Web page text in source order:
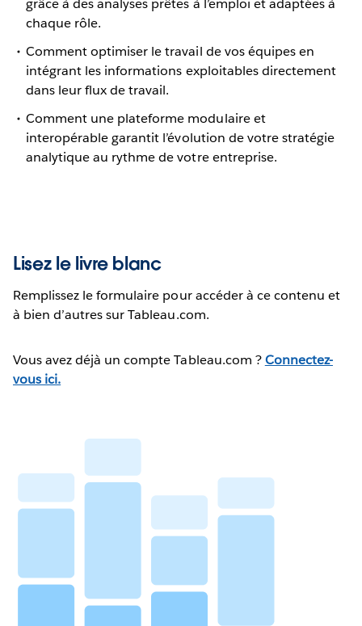
grâce à des analyses prêtes à l’emploi et adaptées à
chaque rôle.
Comment optimiser le travail de vos équipes en
intégrant les informations exploitables directement
dans leur flux de travail.
Comment une plateforme modulaire et
interopérable garantit l’évolution de votre stratégie
analytique au rythme de votre entreprise.
Lisez le livre blanc
Remplissez le formulaire pour accéder à ce contenu et
à bien d’autres sur Tableau.com.
Vous avez déjà un compte Tableau.com ?Connectez-
vous ici.